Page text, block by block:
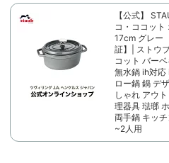
【公式】
コ・ココット
17cm グレー
証】| ストウ
コット バー
無水鍋 ih対応
ロー鍋 鍋 デ
しゃれ アウ
理器具 琺瑯
両手鍋 キッチ
~2人用